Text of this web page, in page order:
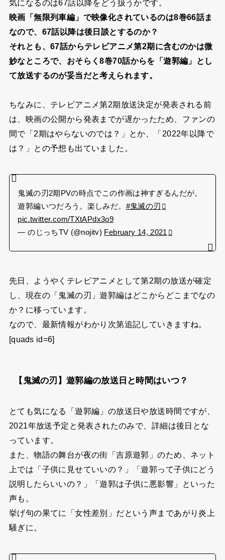
気になるのは67話以降をどう扱うかです。
映画「無限列車編」で映像化されているのは8巻66話ま
なので、67話以降は後日談とするのか？
それとも、67話からテレビアニメ第2期に含むのかは微
妙なところで、 おそらく8巻70話からを「遊郭編」とし
て放送するのが妥当だと考えられます。
ちなみに、テレビアニメ第2期放送決定が発表される前
は、映画の公開から発表までが遅かったため、ファンの
間で「2期はやらないのでは？」とか、「2022年以降で
は？」との予想も出ていました。
鬼滅の刃2期PVの時点でこの作画は神すぎるんだが。
遊郭編いつだろう。楽しみだ。 #鬼滅の刃
pic.twitter.com/TXtAPdx3o9
— のじっちTV (@nojitv) February 14, 2021
先日、ようやくテレビアニメとして第2期の放送が確定
し、現在の「鬼滅の刃」遊郭編はどこからどこまでなの
か？に移っています。
なので、最新情報がわかり次第追記していきますね。
[quads id=6]
【鬼滅の刃】遊郭編の放送日と時間はいつ？
とても気になる「遊郭編」の放送日や放送時間ですが、
2021年放送予定と発表されたのみで、詳細は後日とな
っています。
また、物語の舞台が夜の街「吉原遊郭」のため、ネット
上では「子供に見せていいの？」「遊郭って子供にどう
説明したらいいの？」「遊郭は子供に悪影響」といった
声も。
挙げ句の果てに「女性差別」だという声まであがり炎上
騒ぎに。